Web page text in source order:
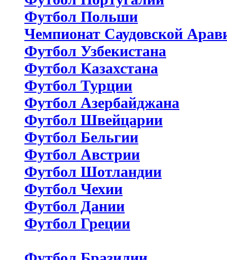
Футбол Польши
Чемпионат Саудовской
Футбол Узбекистана
Футбол Казахстана
Футбол Турции
Футбол Азербайджана
Футбол Швейцарии
Футбол Бельгии
Футбол Австрии
Футбол Шотландии
Футбол Чехии
Футбол Дании
Футбол Греции